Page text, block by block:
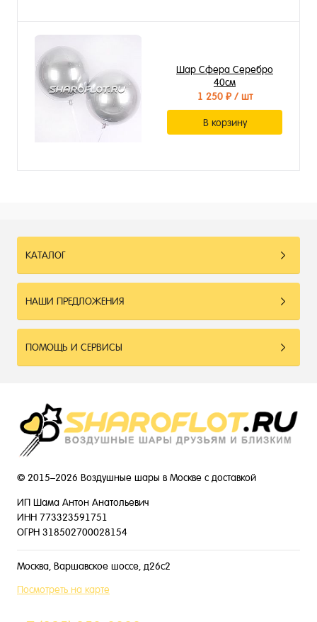
Шар Сфера Серебро
40см
1 250 ₽/ шт
В корзину
КАТАЛОГ
НАШИ ПРЕДЛОЖЕНИЯ
ПОМОЩЬ И СЕРВИСЫ
© 2015–2026 Воздушные шары в Москве с доставкой
ИП Шама Антон Анатольевич
ИНН 773323591751
ОГРН 318502700028154
Москва, Варшавское шоссе, д26с2
Посмотреть на карте